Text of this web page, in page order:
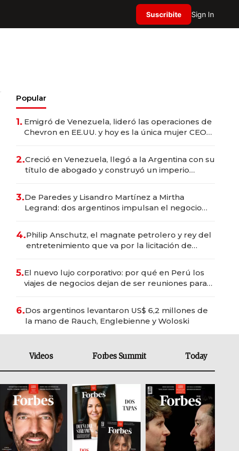
Suscribite Sign In
Popular
1. Emigró de Venezuela, lideró las operaciones de
Chevron en EE.UU. y hoy es la única mujer CEO
2.Creció en Venezuela, llegó a la Argentina con su
título de abogado y construyó un imperio
3.De Paredes y Lisandro Martínez a Mirtha
Legrand: dos argentinos impulsan el negocio
4.Philip Anschutz, el magnate petrolero y rey del
entretenimiento que va por la licitación de
5.El nuevo lujo corporativo: por qué en Perú los
viajes de negocios dejan de ser reuniones para
6.Dos argentinos levantaron US$ 6,2 millones de
la mano de Rauch, Englebienne y Woloski
Videos Forbes Summit Today